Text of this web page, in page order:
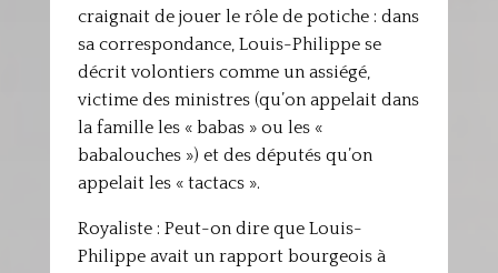
craignait de jouer le rôle de potiche : dans
sa correspondance, Louis-Philippe se
décrit volontiers comme un assiégé,
victime des ministres (qu’on appelait dans
la famille les « babas » ou les «
babalouches ») et des députés qu’on
appelait les « tactacs ».
Royaliste : Peut-on dire que Louis-
Philippe avait un rapport bourgeois à